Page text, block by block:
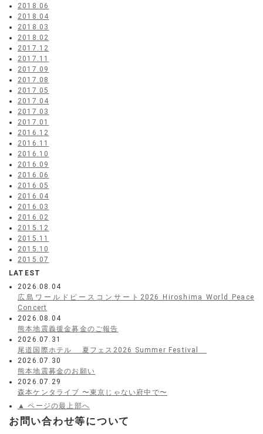
2018.06
2018.04
2018.03
2018.02
2017.12
2017.11
2017.09
2017.08
2017.05
2017.04
2017.03
2017.01
2016.12
2016.11
2016.10
2016.09
2016.06
2016.05
2016.04
2016.03
2016.02
2015.12
2015.11
2015.10
2015.07
LATEST
2026.08.04
広島ワールドピースコンサート2026 Hiroshima World Peace
Concert
2026.08.04
熊本地震義援金募金のご報告
2026.07.31
尾道国際ホテル 夏フェス2026 Summer Festival
2026.07.30
熊本地震募金のお願い
2026.07.29
森本ケンタライブ 〜東京じゃない府中で〜
▲ ページの最上部へ
お問い合わせ等について